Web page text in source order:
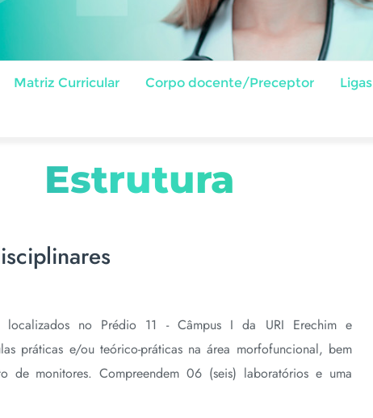
Matriz Curricular Corpo docente/Preceptor Ligas
Estrutura
localizados no Prédio 11 - Câmpus I da URI Erechim e
práticas e/ou teórico-práticas na área morfofuncional, bem
de monitores. Compreendem 06 (seis) laboratórios e uma